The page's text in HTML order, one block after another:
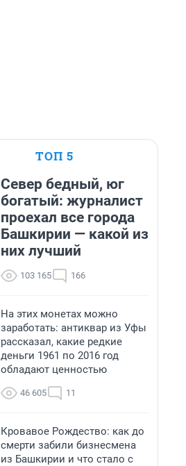
ТОП 5
Север бедный, юг
богатый: журналист
проехал все города
Башкирии — какой из
них лучший
103 165 166
На этих монетах можно
заработать: антиквар из Уфы
рассказал, какие редкие
деньги 1961 по 2016 год
обладают ценностью
46 605 11
Кровавое Рождество: как до
смерти забили бизнесмена
из Башкирии и что стало с